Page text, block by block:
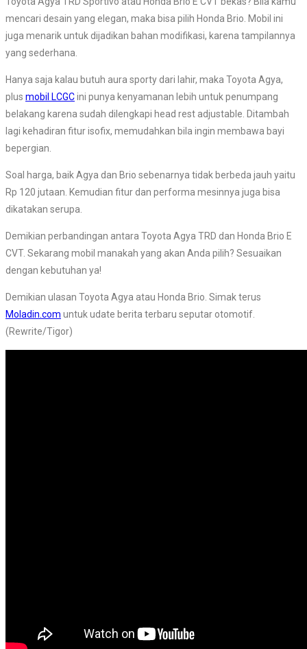
mencari desain yang elegan, maka bisa pilih Honda Brio. Mobil ini
juga menarik untuk dijadikan bahan modifikasi, karena tampilannya
yang sederhana.
Hanya saja kalau butuh aura sporty dari lahir, maka Toyota Agya,
plus mobil LCGCini punya kenyamanan lebih untuk penumpang
belakang karena sudah dilengkapi head rest adjustable. Ditambah
lagi kehadiran fitur isofix, memudahkan bila ingin membawa bayi
bepergian.
Soal harga, baik Agya dan Brio sebenarnya tidak berbeda jauh yaitu
Rp 120 jutaan. Kemudian fitur dan performa mesinnya juga bisa
dikatakan serupa.
Demikian perbandingan antara Toyota Agya TRD dan Honda Brio E
CVT. Sekarang mobil manakah yang akan Anda pilih? Sesuaikan
dengan kebutuhan ya!
Demikian ulasan Toyota Agya atau Honda Brio. Simak terus
Moladin.com untuk udate berita terbaru seputar otomotif.
(Rewrite/Tigor)